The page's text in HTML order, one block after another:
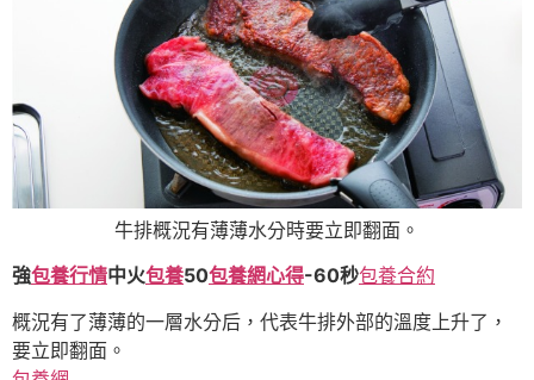
牛排概況有薄薄水分時要立即翻面。
強包養行情中火包養50包養網心得-60秒包養合約
概況有了薄薄的一層水分后，代表牛排外部的溫度上升了，
要立即翻面。